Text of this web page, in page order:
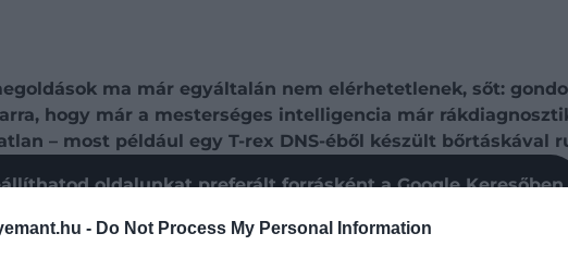
- Do Not Process My Personal Information
ma már egyáltalán nem elérhetetlenek, sőt:
hogy már a mesterséges intelligencia már
– most például egy T-rex DNS-éből készült bőrtáskával
oldalunkat preferált forrásként a Google Keresőben